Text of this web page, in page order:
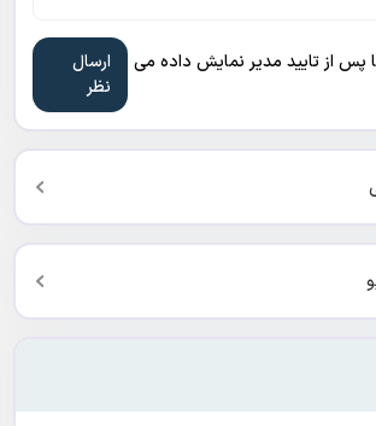
پس از تایید مدیر نمایش داده می